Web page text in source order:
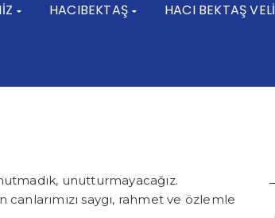
HACIBEKTAŞ HACI BEKTAŞ VELİ
unutturmayacağız.
saygı, rahmet ve özlemle